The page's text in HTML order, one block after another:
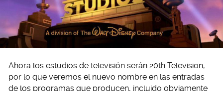
Ahora los estudios de televisión serán 20th Television,
por lo que veremos el nuevo nombre en las entradas
de los programas que producen, incluido obviamente